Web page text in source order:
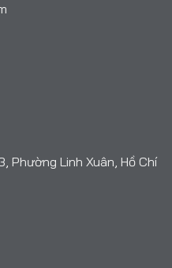
Phường Linh Xuân, Hồ Chí